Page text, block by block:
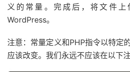
义的常量。完成后，将文件
WordPress。
注意：常量定义和PHP指令以特定
应该改变。我们永远不应该在以下